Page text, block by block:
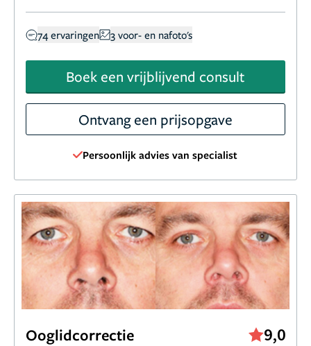
74 ervaringen 3 voor- en nafoto's
Boek een vrijblijvend consult
Ontvang een prijsopgave
Persoonlijk advies van specialist
Ooglidcorrectie 9,0